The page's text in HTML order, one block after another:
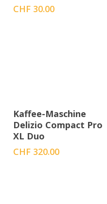
CHF30.00
In den Warenkorb
Kaffee-Maschine
Delizio Compact Pro
XL Duo
CHF320.00